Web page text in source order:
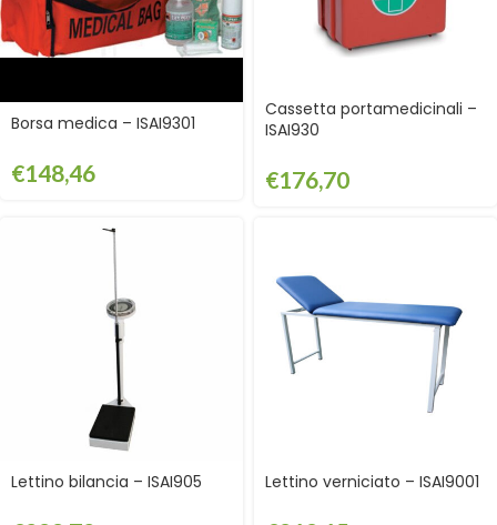
Borsa medica – ISAI9301
€148,46
Cassetta portamedicinali –
ISAI930
€176,70
Lettino bilancia – ISAI905 Lettino verniciato – ISAI9001